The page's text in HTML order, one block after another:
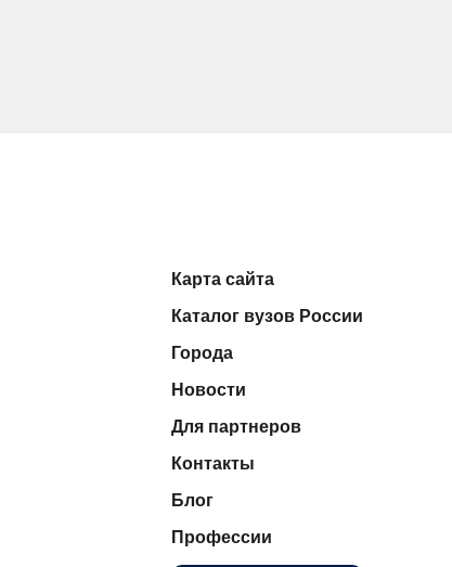
Карта сайта
Каталог вузов России
Города
Новости
Для партнеров
Контакты
Блог
Профессии